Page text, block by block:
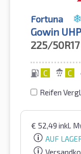
Fortuna
Gowin
225/50R17
C C
Reifen
€ 52,49 inkl.
AUF